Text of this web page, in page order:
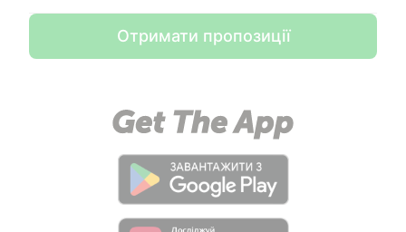
Отримати пропозиції